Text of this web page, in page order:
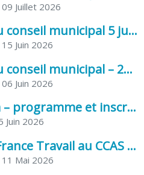
Juillet 2026
Compte rendu conseil municipal 5 juin 2026 sénatoriale
Juin 2026
Compte rendu conseil municipal – 21 avril 2026
Juin 2026
Tribu de Nava – programme et inscriptions été 2026
Juin 2026
Permanence France Travail au CCAS de Saujon Juin 2026
Mai 2026